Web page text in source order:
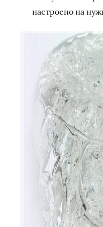
настроено на